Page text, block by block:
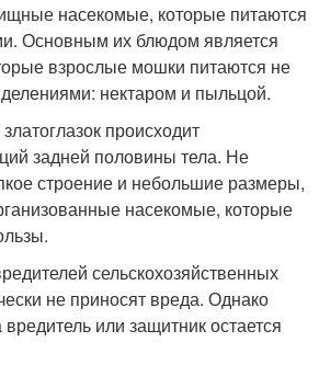
насекомые, которые питаются
Основным их блюдом является
взрослые мошки питаются не
нектаром и пыльцой.
происходит
задней половины тела. Не
строение и небольшие размеры,
насекомые, которые
сельскохозяйственных
не приносят вреда. Однако
вредитель или защитник остается